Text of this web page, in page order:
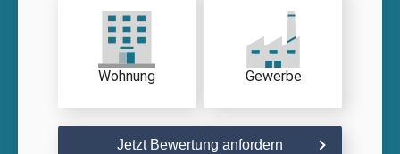
Wohnung Gewerbe
Jetzt Bewertung anfordern